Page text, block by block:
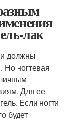
лак
должны
Но ногтевая
Для ее
Если ногти
будет